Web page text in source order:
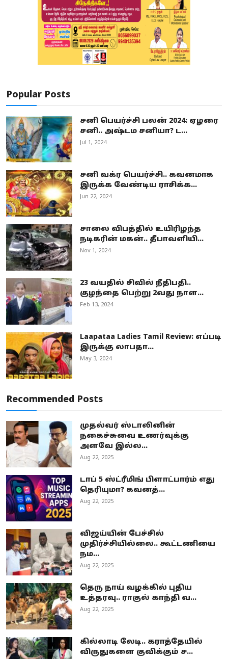
Popular Posts
சனி பெயர்ச்சி பலன் 2024: ஏழரை
சனி.. அஷ்டம சனியா? ட...
Jul 1, 2024
சனி வக்ர பெயர்ச்சி.. கவனமாக
இருக்க வேண்டிய ராசிக்க...
Jun 22, 2024
சாலை விபத்தில் உயிரிழந்த
நடிகரின் மகன்.. தீபாவளியி...
Nov 1, 2024
23 வயதில் சிவில் நீதிபதி..
குழந்தை பெற்று 2வது நாள...
Feb 13, 2024
Laapataa Ladies Tamil Review: எப்படி
இருக்கு லாபதா...
May 3, 2024
Recommended Posts
முதல்வர் ஸ்டாலினின்
நகைச்சுவை உணர்வுக்கு
அளவே இல்ல...
Aug 22, 2025
டாப் 5 ஸ்ட்ரீமிங் பிளாட்பார்ம் எது
தெரியுமா? கவனத்...
Aug 22, 2025
விஜய்யின் பேச்சில்
முதிர்ச்சியில்லை.. கூட்டணியை
நம...
Aug 22, 2025
தெரு நாய் வழக்கில் புதிய
உத்தரவு.. ராகுல் காந்தி வ...
Aug 22, 2025
கில்லாடி லேடி.. கராத்தேயில்
விருதுகளை குவிக்கும் ச...